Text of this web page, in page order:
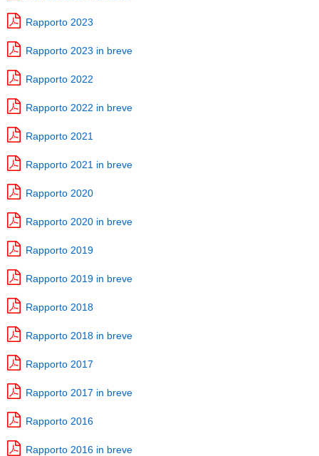
Rapporto 2023
Rapporto 2023 in breve
Rapporto 2022
Rapporto 2022 in breve
Rapporto 2021
Rapporto 2021 in breve
Rapporto 2020
Rapporto 2020 in breve
Rapporto 2019
Rapporto 2019 in breve
Rapporto 2018
Rapporto 2018 in breve
Rapporto 2017
Rapporto 2017 in breve
Rapporto 2016
Rapporto 2016 in breve